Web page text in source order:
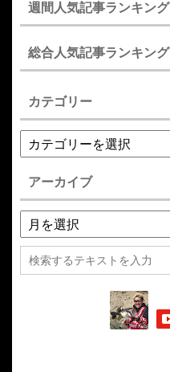
週間人気記事ランキング
総合人気記事ランキング
カテゴリー
アーカイブ